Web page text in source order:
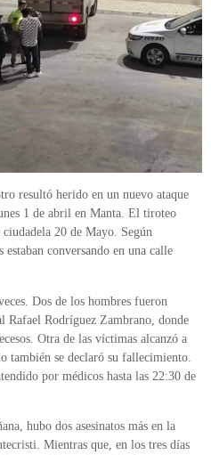
resultó herido en un nuevo ataque
1 de abril en Manta. El tiroteo
20 de Mayo. Según
conversando en una calle
Dos de los hombres fueron
Rafael Rodríguez Zambrano, donde
Otra de las víctimas alcanzó a
también se declaró su fallecimiento.
por médicos hasta las 22:30 de
hubo dos asesinatos más en la
Mientras que, en los tres días